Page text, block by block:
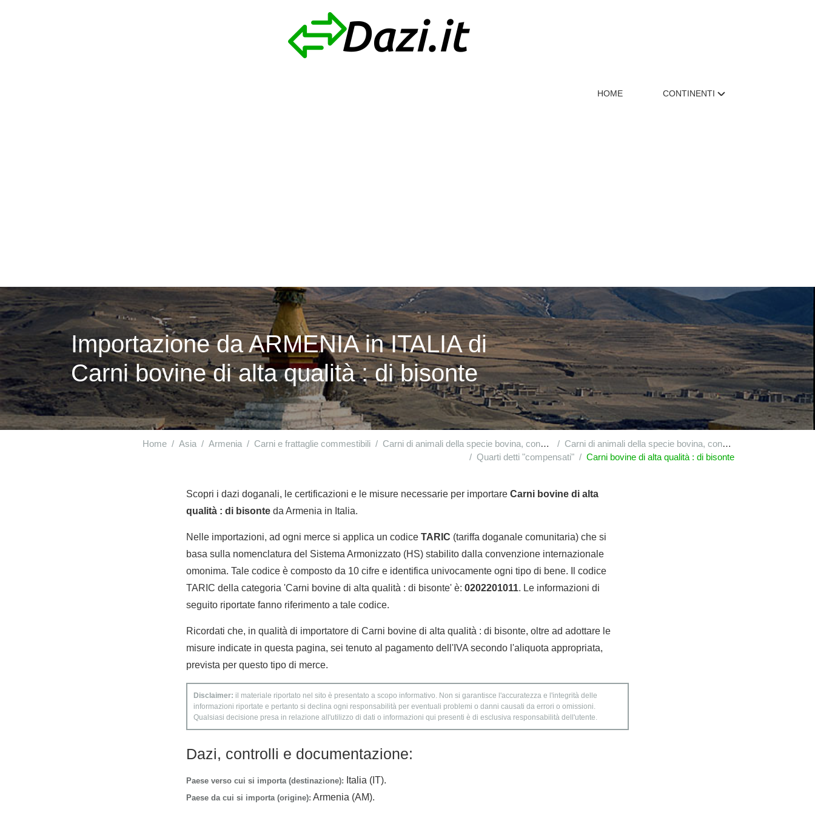
HOME CONTINENTI
Importazione da ARMENIA in ITALIA di
Carni bovine di alta qualità : di bisonte
Home Asia Armenia Carni e frattaglie commestibili Carni di animali della specie bovina, congelate
Carni di animali della specie bovina, congelate : altri pezzi non disossati
Quarti detti "compensati"
Carni bovine di alta qualità : di bisonte
Scopri i dazi doganali, le certificazioni e le misure necessarie per importare Carni bovine di alta
qualità : di bisonte da Armenia in Italia.
Nelle importazioni, ad ogni merce si applica un codice TARIC (tariffa doganale comunitaria) che si
basa sulla nomenclatura del Sistema Armonizzato (HS) stabilito dalla convenzione internazionale
omonima. Tale codice è composto da 10 cifre e identifica univocamente ogni tipo di bene. Il codice
TARIC della categoria 'Carni bovine di alta qualità : di bisonte' è: 0202201011. Le informazioni di
seguito riportate fanno riferimento a tale codice.
Ricordati che, in qualità di importatore di Carni bovine di alta qualità : di bisonte, oltre ad adottare le
misure indicate in questa pagina, sei tenuto al pagamento dell'IVA secondo l'aliquota appropriata,
prevista per questo tipo di merce.
Disclaimer: il materiale riportato nel sito è presentato a scopo informativo. Non si garantisce l'accuratezza e l'integrità delle
informazioni riportate e pertanto si declina ogni responsabilità per eventuali problemi o danni causati da errori o omissioni.
Qualsiasi decisione presa in relazione all'utilizzo di dati o informazioni qui presenti è di esclusiva responsabilità dell'utente.
Dazi, controlli e documentazione:
Paese verso cui si importa (destinazione): Italia (IT).
Paese da cui si importa (origine): Armenia (AM).